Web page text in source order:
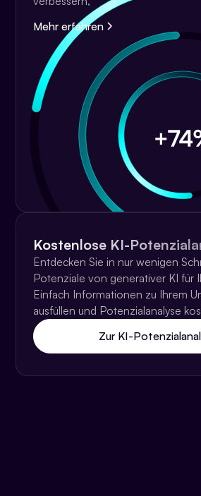
Mehr erfahren
Kostenlose KI-
Entdecken Sie in nur wenigen
Potenziale von generativer KI für
Einfach Informationen zu Ihrem
ausfüllen und Potenzialanalyse
Zur KI-